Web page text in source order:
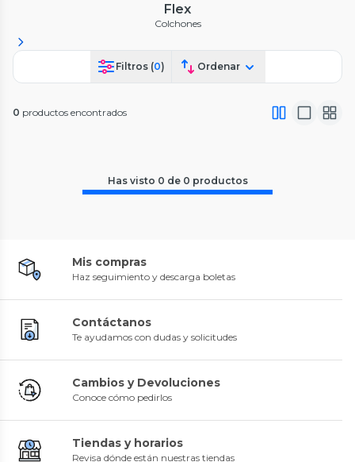
Flex
Colchones
Filtros (0) Ordenar
0 productos encontrados
Has visto 0 de 0 productos
Mis compras
Haz seguimiento y descarga boletas
Contáctanos
Te ayudamos con dudas y solicitudes
Cambios y Devoluciones
Conoce cómo pedirlos
Tiendas y horarios
Revisa dónde están nuestras tiendas